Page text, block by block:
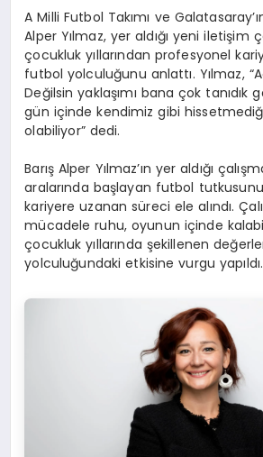
A Milli Futbol Takımı ve
Alper Yılmaz, yer aldığı yeni iletişim
çocukluk yıllarından profesyonel
futbol yolculuğunu anlattı. Yılmaz,
Değilsin yaklaşımı bana çok tanıdık
gün içinde kendimiz gibi
olabiliyor” dedi.
Barış Alper Yılmaz’ın yer aldığı
aralarında başlayan futbol
kariyere uzanan süreci ele alındı.
mücadele ruhu, oyunun içinde
çocukluk yıllarında şekillenen
yolculuğundaki etkisine vurgu yapıldı.